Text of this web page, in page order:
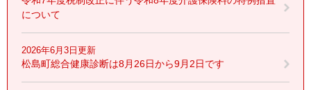
について
2026年6月3日更新
松島町総合健康診断は8月26日から9月2日です